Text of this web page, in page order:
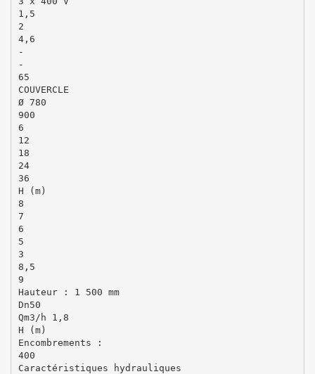
1,5
2
4,6
-
-
65
COUVERCLE
Ø 780
900
6
12
18
24
36
H (m)
8
7
6
5
3
8,5
9
Hauteur : 1 500 mm
Dn50
Qm3/h 1,8
H (m)
Encombrements :
400
Caractéristiques hydrauliques